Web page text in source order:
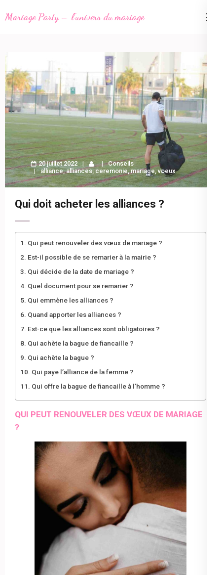
auMariage Party – l'univers du mariage
20 juillet 2022
Conseils
alliance,alliances, ceremonie,mariage,voeux
Qui doit acheter les alliances ?
Qui peut renouveler des vœux de mariage ?
Est-il possible de se remarier à la mairie ?
Qui décide de la date de mariage ?
Quel document pour se remarier ?
Qui emmène les alliances ?
Quand apporter les alliances ?
Est-ce que les alliances sont obligatoires ?
Qui achète la bague de fiancaille ?
Qui achète la bague ?
Qui paye l’alliance de la femme ?
Qui offre la bague de fiancaille à l’homme ?
QUI PEUT RENOUVELER DES VŒUX DE MARIAGE
?